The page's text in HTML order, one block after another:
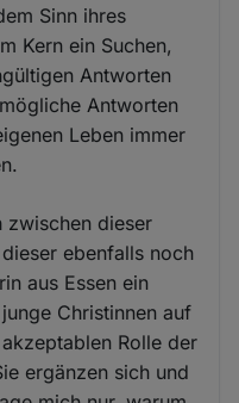
Sinn ihres
Kern ein Suchen,
Antworten
Antworten
Leben immer
zwischen dieser
ebenfalls noch
aus Essen ein
Christinnen auf
Rolle der
ergänzen sich und